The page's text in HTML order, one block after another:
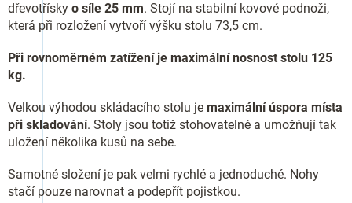
dřevotřísky o síle 25 mm. Stojí na stabilní kovové podnoži,
která při rozložení vytvoří výšku stolu 73,5 cm.
Při rovnoměrném zatížení je maximální nosnost stolu 125
kg.
Velkou výhodou skládacího stolu je maximální úspora místa
při skladování. Stoly jsou totiž stohovatelné a umožňují tak
uložení několika kusů na sebe.
Samotné složení je pak velmi rychlé a jednoduché. Nohy
stačí pouze narovnat a podepřít pojistkou.